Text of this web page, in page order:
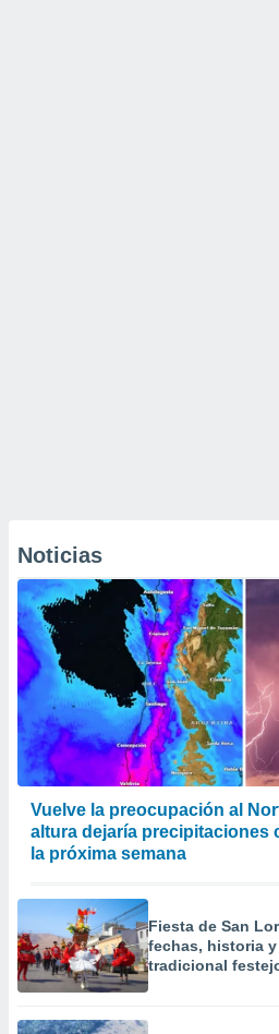
Noticias
Vuelve la preocupación al
altura dejaría precipitaciones
la próxima semana
Fiesta de San
fechas, historia
tradicional